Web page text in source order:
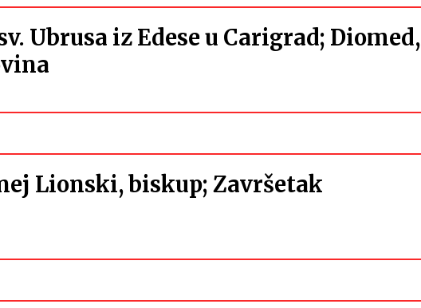
Ubrusa iz Edese u Carigrad; Diomed,
Lionski, biskup; Završetak